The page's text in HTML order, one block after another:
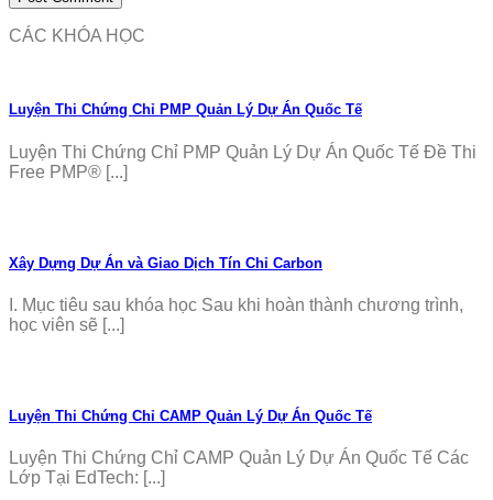
CÁC KHÓA HỌC
Luyện Thi Chứng Chỉ PMP Quản Lý Dự Án Quốc Tế
Luyện Thi Chứng Chỉ PMP Quản Lý Dự Án Quốc Tế Đề Thi
Free PMP® [...]
Xây Dựng Dự Án và Giao Dịch Tín Chỉ Carbon
I. Mục tiêu sau khóa học Sau khi hoàn thành chương trình,
học viên sẽ [...]
Luyện Thi Chứng Chỉ CAMP Quản Lý Dự Án Quốc Tế
Luyện Thi Chứng Chỉ CAMP Quản Lý Dự Án Quốc Tế Các
Lớp Tại EdTech: [...]